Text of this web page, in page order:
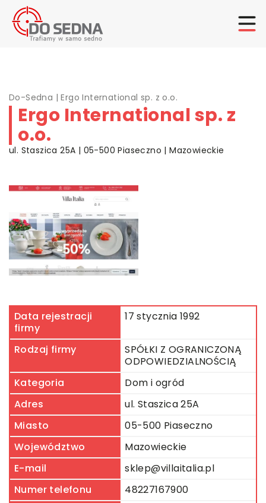
Do-Sedna |Ergo International sp. z o.o.
Ergo International sp. z
o.o.
ul. Staszica 25A | 05-500 Piaseczno | Mazowieckie
Data rejestracji
firmy
17 stycznia 1992
Rodzaj firmy
SPÓŁKI Z OGRANICZONĄ
ODPOWIEDZIALNOŚCIĄ
Kategoria
Dom i ogród
Adres
ul. Staszica 25A
Miasto
05-500 Piaseczno
Województwo
Mazowieckie
E-mail
sklep@villaitalia.pl
Numer telefonu
48227167900